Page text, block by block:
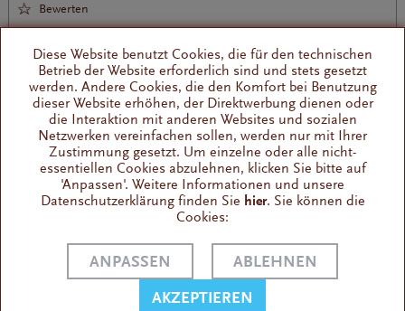
Bewerten
Ersatzteil für Quick Mill und Poccino
Passend für viele Modelle
Ersatzteil für alle Siebträgergeräte von Quick Mill mit
Thermoblocksystem sowie bestimmte...
Diese Website benutzt Cookies, die für den technischen
Betrieb der Website erforderlich sind und stets gesetzt
werden. Andere Cookies, die den Komfort bei Benutzung
dieser Website erhöhen, der Direktwerbung dienen oder
die Interaktion mit anderen Websites und sozialen
Netzwerken vereinfachen sollen, werden nur mit Ihrer
Zustimmung gesetzt. Um einzelne oder alle nicht-
essentiellen Cookies abzulehnen, klicken Sie bitte auf
'Anpassen'. Weitere Informationen und unsere
Datenschutzerklärung finden Sie hier. Sie können die
Cookies:
ANPASSEN
ABLEHNEN
AKZEPTIEREN